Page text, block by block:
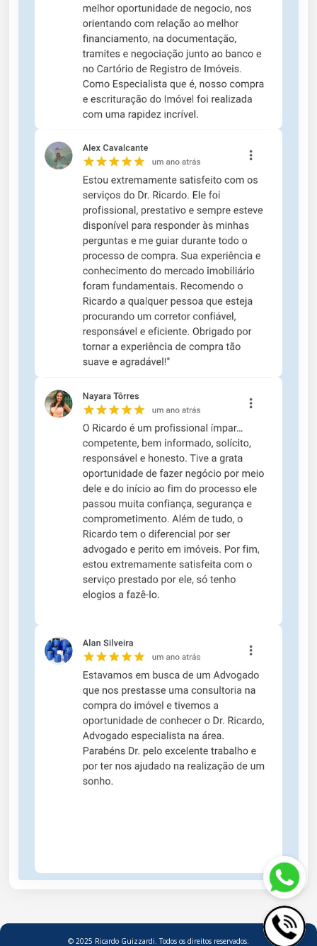
© 2025 Ricardo Guizzardi. Todos os direitos reservados.